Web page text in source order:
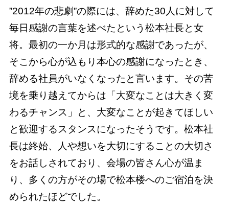
”2012年の悲劇”の際には、辞めた30人に対して
毎日感謝の言葉を述べたという松本社長と女
将。最初の一か月は形式的な感謝であったが、
そこから心が込もり本心の感謝になったとき、
辞める社員がいなくなったと言います。その苦
境を乗り越えてからは「大変なことは大きく変
わるチャンス」と、大変なことが起きてほしい
と歓迎するスタンスになったそうです。松本社
長は終始、人や想いを大切にすることの大切さ
をお話しされており、会場の皆さん心が温ま
り、多くの方がその場で松本楼へのご宿泊を決
められたほどでした。